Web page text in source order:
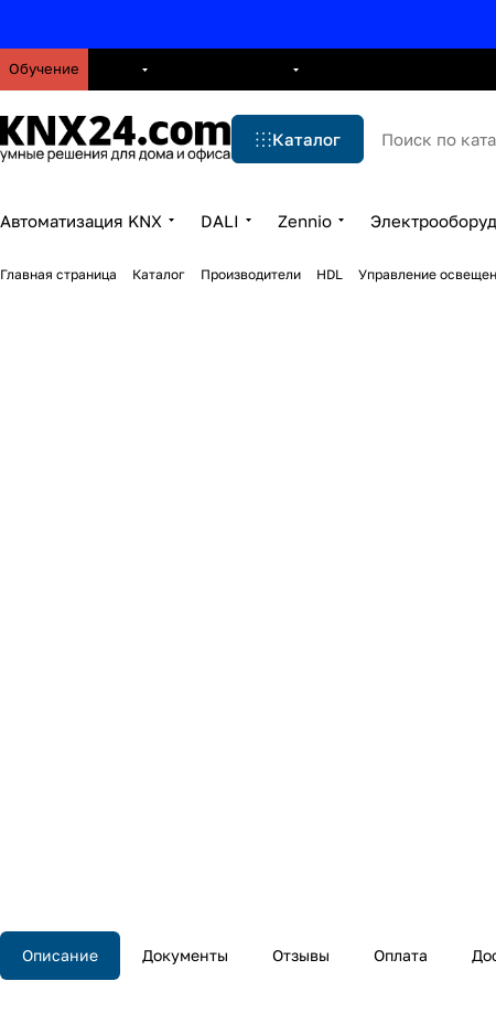
Обучение
Каталог
Автоматизация KNX DALI Zennio
Главная страница Каталог Производители HDL Управление
Описание Документы Отзывы Оплата